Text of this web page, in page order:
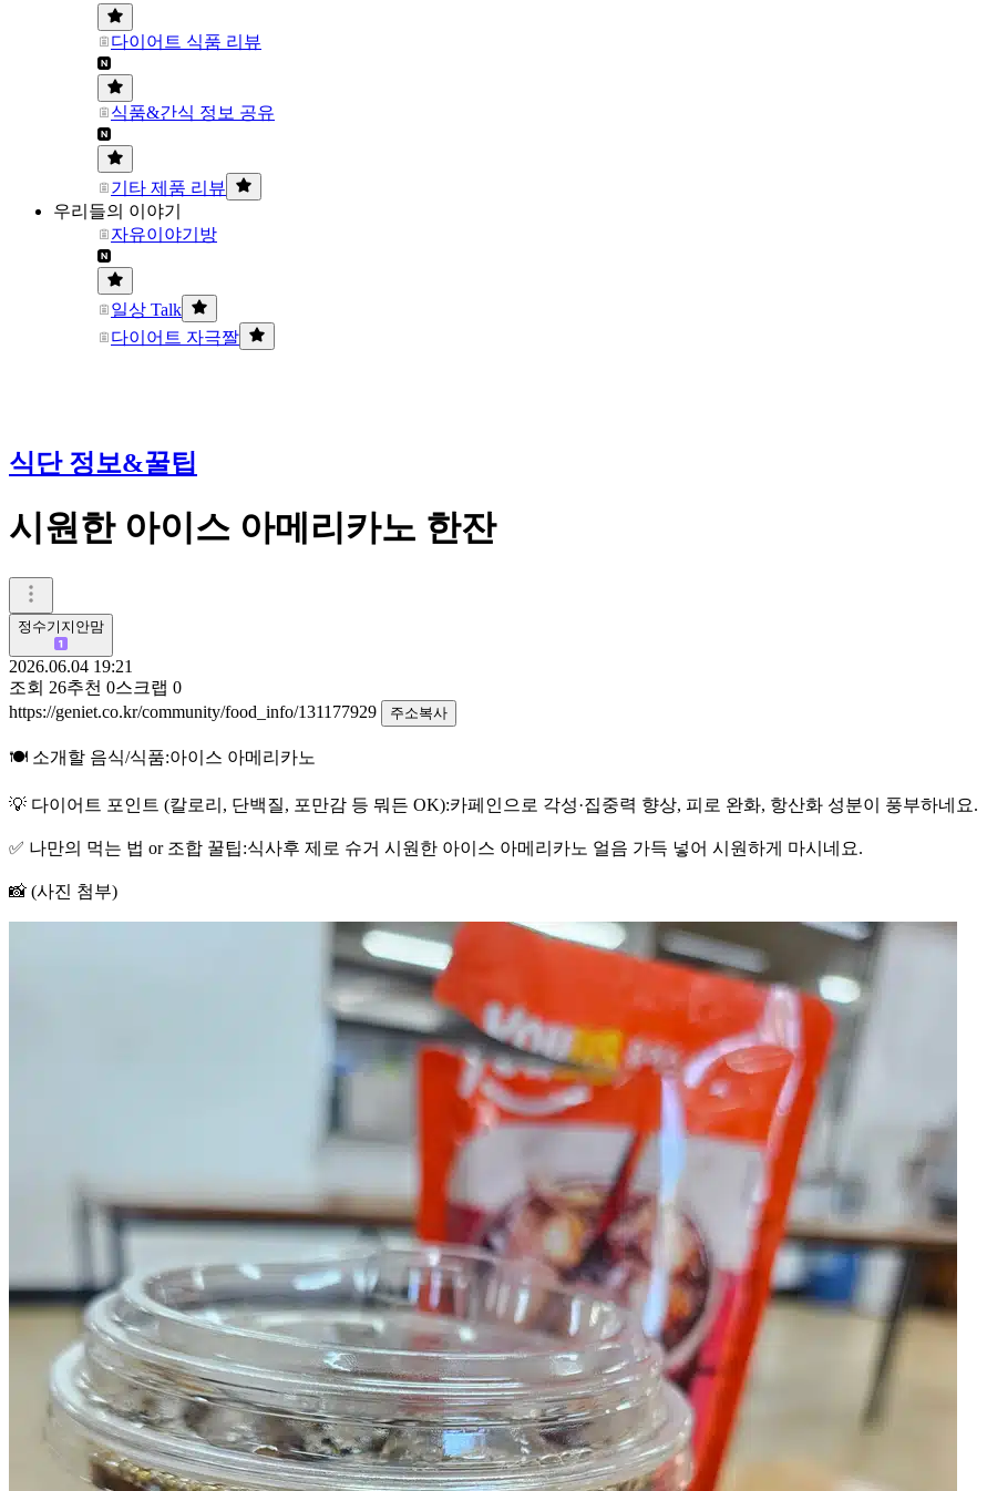
다이어트 식품 리뷰
식품&간식 정보 공유
기타 제품 리뷰
우리들의 이야기
자유이야기방
일상 Talk
다이어트 자극짤
식단 정보&꿀팁
시원한 아이스 아메리카노 한잔
정수기지안맘
2026.06.04 19:21
조회 26추천 0스크랩 0
https://geniet.co.kr/community/food_info/131177929
주소복사
🍽️ 소개할 음식/식품:아이스 아메리카노
💡 다이어트 포인트 (칼로리, 단백질, 포만감 등 뭐든 OK):카페인으로 각성·집중력 향상, 피로 완화, 항산화 성분이 풍부하네요.
✅ 나만의 먹는 법 or 조합 꿀팁:식사후 제로 슈거 시원한 아이스 아메리카노 얼음 가득 넣어 시원하게 마시네요.
📸 (사진 첨부)